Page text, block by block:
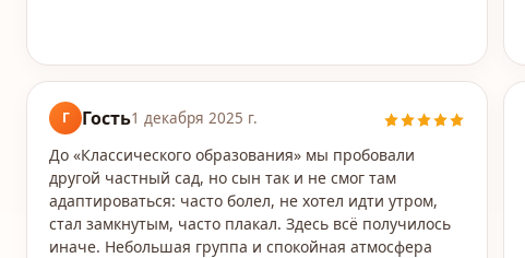
Г Гость1 декабря 2025 г.
До «Классического образования» мы пробовали
другой частный сад, но сын так и не смог там
адаптироваться: часто болел, не хотел идти утром,
стал замкнутым, часто плакал. Здесь всё получилось
иначе. Небольшая группа и спокойная атмосфера